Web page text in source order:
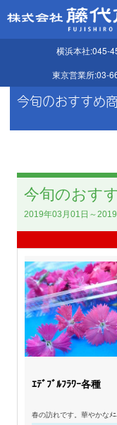
横浜本社:045-
東京営業所:03-
今旬のおすすめ
今旬のおす
2019年03月01日～
ｴﾃﾞﾌﾞﾙﾌﾗﾜｰ各種
春の訪れです。華やかなﾒ